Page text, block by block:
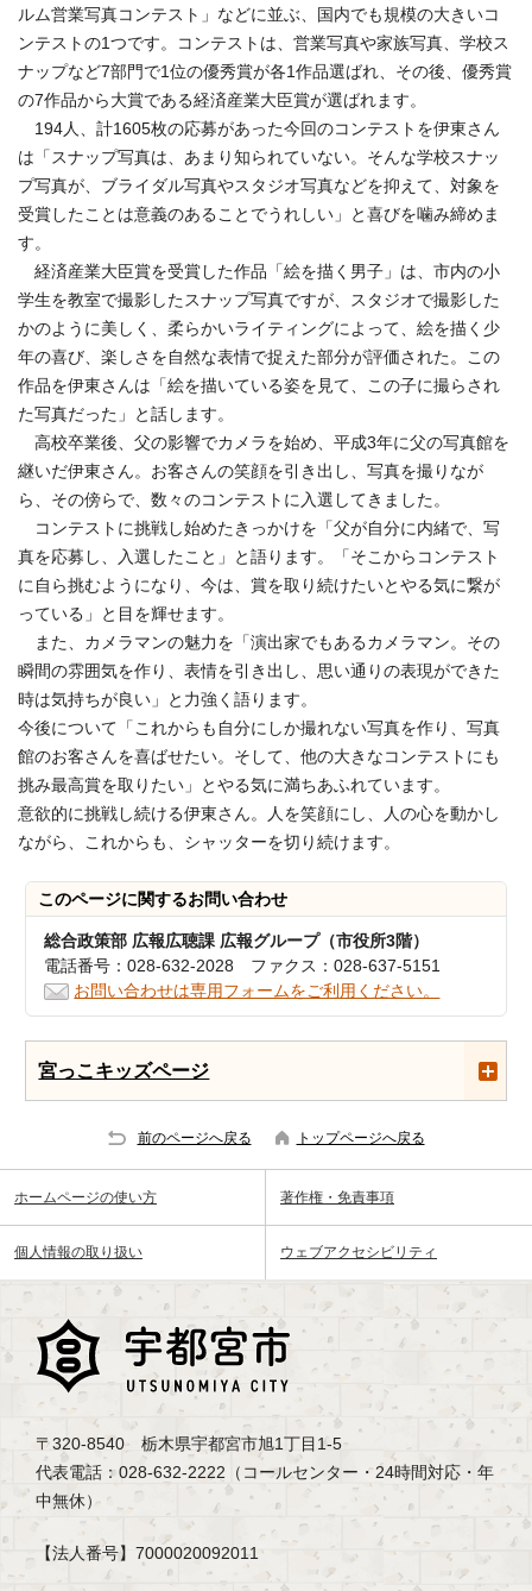
ルム営業写真コンテスト」などに並ぶ、国内でも規模の大きいコ
ンテストの1つです。コンテストは、営業写真や家族写真、学校ス
ナップなど7部門で1位の優秀賞が各1作品選ばれ、その後、優秀賞
の7作品から大賞である経済産業大臣賞が選ばれます。
194人、計1605枚の応募があった今回のコンテストを伊東さん
は「スナップ写真は、あまり知られていない。そんな学校スナッ
プ写真が、ブライダル写真やスタジオ写真などを抑えて、対象を
受賞したことは意義のあることでうれしい」と喜びを噛み締めま
す。
経済産業大臣賞を受賞した作品「絵を描く男子」は、市内の小
学生を教室で撮影したスナップ写真ですが、スタジオで撮影した
かのように美しく、柔らかいライティングによって、絵を描く少
年の喜び、楽しさを自然な表情で捉えた部分が評価された。この
作品を伊東さんは「絵を描いている姿を見て、この子に撮らされ
た写真だった」と話します。
高校卒業後、父の影響でカメラを始め、平成3年に父の写真館を
継いだ伊東さん。お客さんの笑顔を引き出し、写真を撮りなが
ら、その傍らで、数々のコンテストに入選してきました。
コンテストに挑戦し始めたきっかけを「父が自分に内緒で、写
真を応募し、入選したこと」と語ります。「そこからコンテスト
に自ら挑むようになり、今は、賞を取り続けたいとやる気に繋が
っている」と目を輝せます。
また、カメラマンの魅力を「演出家でもあるカメラマン。その
瞬間の雰囲気を作り、表情を引き出し、思い通りの表現ができた
時は気持ちが良い」と力強く語ります。
今後について「これからも自分にしか撮れない写真を作り、写真
館のお客さんを喜ばせたい。そして、他の大きなコンテストにも
挑み最高賞を取りたい」とやる気に満ちあふれています。
意欲的に挑戦し続ける伊東さん。人を笑顔にし、人の心を動かし
ながら、これからも、シャッターを切り続けます。
このページに関するお問い合わせ
総合政策部 広報広聴課 広報グループ（市役所3階）
電話番号：028-632-2028 ファクス：028-637-5151
お問い合わせは専用フォームをご利用ください。
宮っこキッズページ
前のページへ戻る トップページへ戻る
ホームページの使い方 著作権・免責事項
個人情報の取り扱い ウェブアクセシビリティ
〒320-8540 栃木県宇都宮市旭1丁目1-5
代表電話：028-632-2222（コールセンター・24時間対応・年
中無休）
【法人番号】7000020092011